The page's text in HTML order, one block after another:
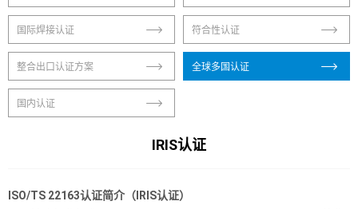
国际焊接认证 符合性认证
整合出口认证方案 全球多国认证
国内认证
IRIS认证
ISO/TS 22163认证简介（IRIS认证）